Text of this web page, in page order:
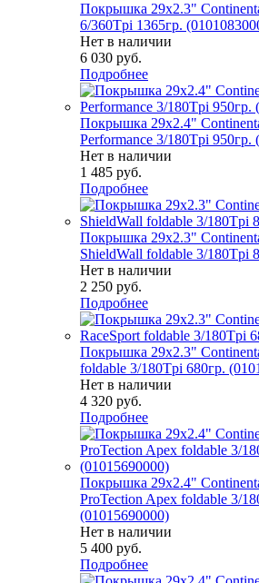
Покрышка 29x2.3"
6/360Tpi 1365гр.
Нет в наличии
6 030 руб.
Подробнее
Покрышка 29x2.4"
Performance 3/180Tpi 950гр.
Нет в наличии
1 485 руб.
Подробнее
Покрышка 29x2.3"
ShieldWall foldable 3/180Tpi
Нет в наличии
2 250 руб.
Подробнее
Покрышка 29x2.3"
foldable 3/180Tpi 680гр.
Нет в наличии
4 320 руб.
Подробнее
Покрышка 29x2.4"
ProTection Apex foldable 3/
(01015690000)
Нет в наличии
5 400 руб.
Подробнее